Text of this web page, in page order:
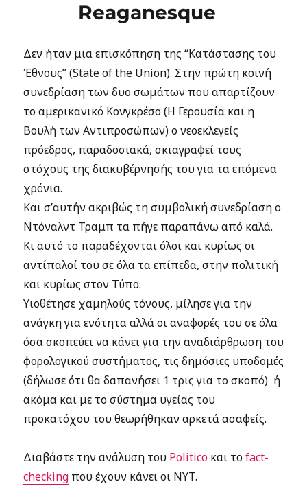
Reaganesque
Δεν ήταν μια επισκόπηση της “Kατάστασης του
Έθνους” (State of the Union). Στην πρώτη κοινή
συνεδρίαση των δυο σωμάτων που απαρτίζουν
το αμερικανικό Κονγκρέσο (Η Γερουσία και η
Βουλή των Αντιπροσώπων) ο νεοεκλεγείς
πρόεδρος, παραδοσιακά, σκιαγραφεί τους
στόχους της διακυβέρνησής του για τα επόμενα
χρόνια.
Και σ’αυτήν ακριβώς τη συμβολική συνεδρίαση ο
Ντόναλντ Τραμπ τα πήγε παραπάνω από καλά.
Κι αυτό το παραδέχονται όλοι και κυρίως οι
αντίπαλοί του σε όλα τα επίπεδα, στην πολιτική
και κυρίως στον Τύπο.
Υιοθέτησε χαμηλούς τόνους, μίλησε για την
ανάγκη για ενότητα αλλά οι αναφορές του σε όλα
όσα σκοπεύει να κάνει για την αναδιάρθρωση του
φορολογικού συστήματος, τις δημόσιες υποδομές
(δήλωσε ότι θα δαπανήσει 1 τρις για το σκοπό) ή
ακόμα και με το σύστημα υγείας του
προκατόχου του θεωρήθηκαν αρκετά ασαφείς.
Διαβάστε την ανάλυση του Politico και τοfact-
checking που έχουν κάνει οι NYT.